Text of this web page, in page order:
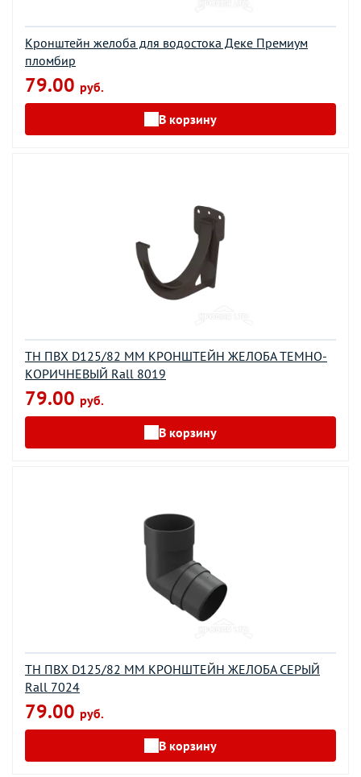
Кронштейн желоба для водостока Деке Премиум
пломбир
79.00 руб.
В корзину
ТН ПВХ D125/82 ММ КРОНШТЕЙН ЖЕЛОБА ТЕМНО-
КОРИЧНЕВЫЙ Rall 8019
79.00 руб.
В корзину
ТН ПВХ D125/82 ММ КРОНШТЕЙН ЖЕЛОБА СЕРЫЙ
Rall 7024
79.00 руб.
В корзину